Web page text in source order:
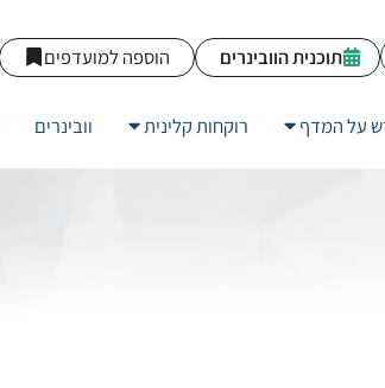
הוספה למועדפים תוכנית הוובינרים
על המדף רוקחות קלינית וובינרים